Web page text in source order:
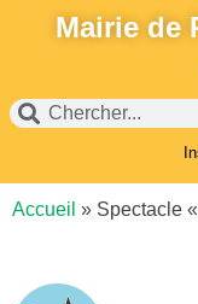
Mairie de
Accueil » Spectacle